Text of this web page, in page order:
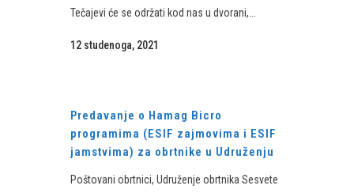
Tečajevi će se održati kod nas u dvorani,...
12 studenoga, 2021
Predavanje o Hamag Bicro
programima (ESIF zajmovima i ESIF
jamstvima) za obrtnike u Udruženju
Poštovani obrtnici, Udruženje obrtnika Sesvete